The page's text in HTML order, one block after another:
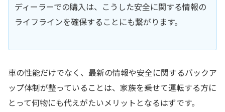
ディーラーでの購入は、こうした安全に関する情報の
ライフラインを確保することにも繋がります。
車の性能だけでなく、最新の情報や安全に関するバックア
ップ体制が整っていることは、家族を乗せて運転する方に
とって何物にも代えがたいメリットとなるはずです。